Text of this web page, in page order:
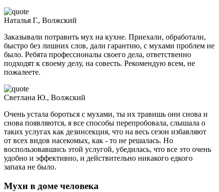
Наталья Г., Волжский
Заказывали потравить мух на кухне. Приехали, обработали,
быстро без лишних слов, дали гарантию, с мухами проблем не
было. Ребята профессионалы своего дела, ответственно
подходят к своему делу, на совесть. Рекомендую всем, не
пожалеете.
Светлана Ю., Волжский
Очень устала бороться с мухами, ты их травишь они снова и
снова появляются, я все способы перепробовала, слышала о
таких услугах как дезинсекция, что на весь сезон избавляют
от всех видов насекомых, как - то не решалась. Но
воспользовавшись этой услугой, убедилась, что все это очень
удобно и эффективно, и действительно никакого едкого
запаха не было.
Мухи в доме человека